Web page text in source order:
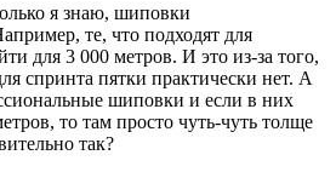
я знаю, шиповки
те, что подходят для
для 3 000 метров. И это из-за того,
спринта пятки практически нет. А
шиповки и если в них
то там просто чуть-чуть толще
так?